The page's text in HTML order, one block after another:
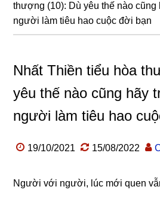
thượng (10): Dù yêu thế nào cũng
người làm tiêu hao cuộc đời bạn
Nhất Thiền tiểu hòa
yêu thế nào cũng hãy
người làm tiêu hao
19/10/2021 15/08/2022
Người với người, lúc mới quen